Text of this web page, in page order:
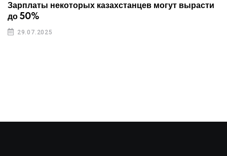
Зарплаты некоторых казахстанцев могут вырасти
до 50%
29.07.2025